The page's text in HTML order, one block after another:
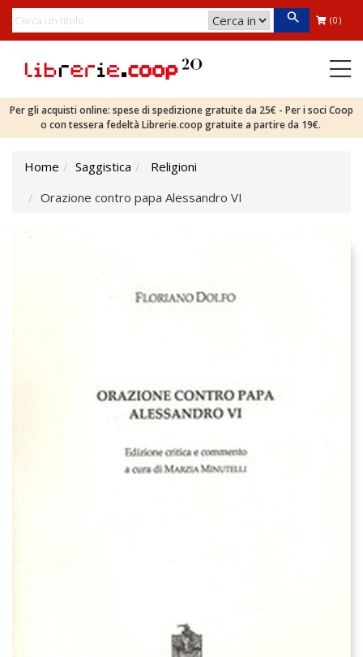
(0)
Per gli acquisti online: spese di spedizione gratuite da 25€ - Per i soci Coop
o con tessera fedeltà Librerie.coop gratuite a partire da 19€.
Home Saggistica
Religioni
Orazione contro papa Alessandro VI